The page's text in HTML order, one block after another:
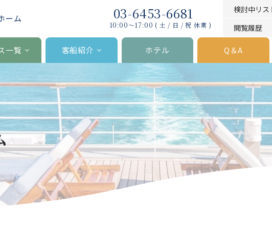
ーム 03-6453-6681
10:00〜17:00 ( 土 / 日 / 祝 休業 )
検討中リス
閲覧履歴
一覧 客船紹介 ホテル Q＆A